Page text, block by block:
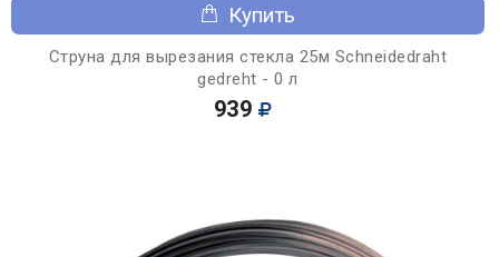
Купить
Струна для вырезания стекла 25м Schneidedraht
gedreht - 0 л
939